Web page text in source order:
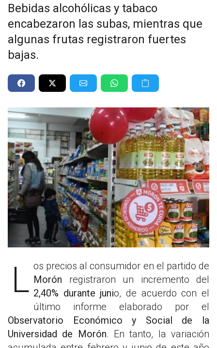
Bebidas alcohólicas y tabaco
encabezaron las subas, mientras que
algunas frutas registraron fuertes
bajas.
Los precios al consumidor en el partido de
Morón registraron un incremento del
2,40% durante junio, de acuerdo con el
último informe elaborado por el
Observatorio Económico y Social de la
Universidad de Morón. En tanto, la variación